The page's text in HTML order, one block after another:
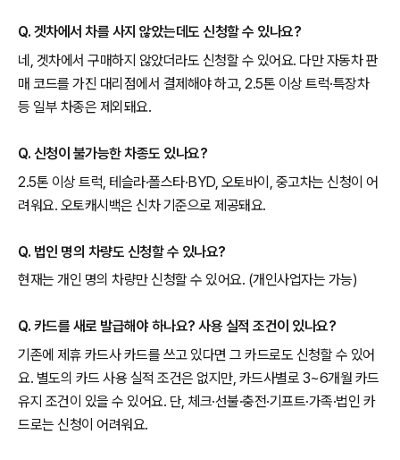
Q. 겟차에서 차를 사지 않았는데도 신청할 수 있나요?
네, 겟차에서 구매하지 않았더라도 신청할 수 있어요. 다만 자동차 판
매 코드를 가진 대리점에서 결제해야 하고, 2.5톤 이상 트럭·특장차
등 일부 차종은 제외돼요.
Q. 신청이 불가능한 차종도 있나요?
2.5톤 이상 트럭, 테슬라·폴스타·BYD, 오토바이, 중고차는 신청이 어
려워요. 오토캐시백은 신차 기준으로 제공돼요.
Q. 법인 명의 차량도 신청할 수 있나요?
현재는 개인 명의 차량만 신청할 수 있어요. (개인사업자는 가능)
Q. 카드를 새로 발급해야 하나요? 사용 실적 조건이 있나요?
기존에 제휴 카드사 카드를 쓰고 있다면 그 카드로도 신청할 수 있어
요. 별도의 카드 사용 실적 조건은 없지만, 카드사별로 3~6개월 카드
유지 조건이 있을 수 있어요. 단, 체크·선불·충전·기프트·가족·법인 카
드로는 신청이 어려워요.